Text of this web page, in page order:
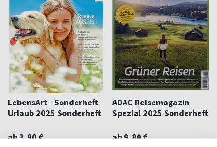
LebensArt - Sonderheft
Urlaub 2025 Sonderheft
ab 3,90 €
ADAC Reisemagazin
Spezial 2025 Sonderheft
ab 9,80 €